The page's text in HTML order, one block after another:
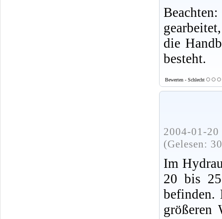
die
besteht.
Bewerten - Schlecht
2004-01-
(Gelesen:
Im
20 bis
befinden.
größeren